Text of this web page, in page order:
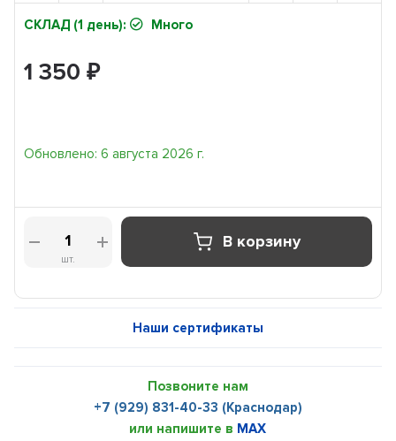
СКЛАД (1 день): Много
1 350₽
Обновлено: 6 августа 2026 г.
шт.
В корзину
Наши сертификаты
Позвоните нам
+7 (929) 831-40-33 (Краснодар)
или напишите в MAX